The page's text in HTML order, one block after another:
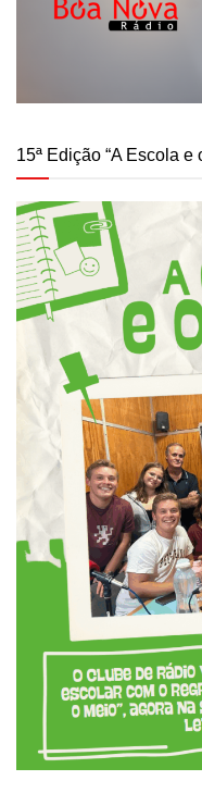
15ª Edição “A Escola e